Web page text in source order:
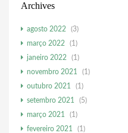
Archives
agosto 2022
(3)
março 2022
(1)
janeiro 2022
(1)
novembro 2021
(1)
outubro 2021
(1)
setembro 2021
(5)
março 2021
(1)
fevereiro 2021
(1)